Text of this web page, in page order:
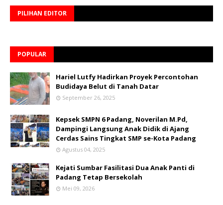
PILIHAN EDITOR
POPULAR
Hariel Lutfy Hadirkan Proyek Percontohan
Budidaya Belut di Tanah Datar
September 26, 2025
Kepsek SMPN 6 Padang, Noverilan M.Pd,
Dampingi Langsung Anak Didik di Ajang
Cerdas Sains Tingkat SMP se-Kota Padang
Agustus 04, 2025
Kejati Sumbar Fasilitasi Dua Anak Panti di
Padang Tetap Bersekolah
Mei 09, 2026